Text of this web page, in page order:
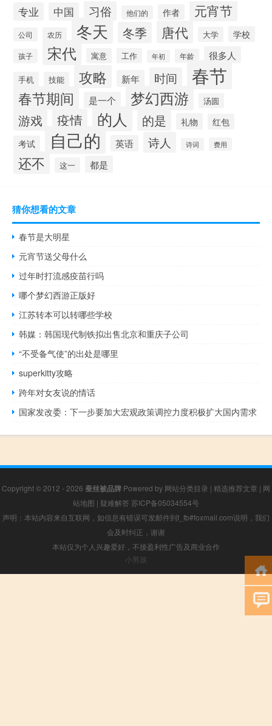
专业 中国 习俗 他们的 作者 元宵节
公司 农历 冬天 冬季 唐代 大学 学校
孩子 宋代 寓意 工作 年初 年龄 很多人
手机 技能 攻略 新年 时间 春节
春节期间 是一个 梦幻西游 汤圆
游戏 疫情 的人 的是 礼物
红包
考试
自己的 英语 诗人 诗词 费用
还不 这一 都是
猜你想看的文章
春节是大明星
元宵节送父母什么
过年时打流感疫苗行吗
哪个梦幻西游正版好
江苏转本可以转哪些学校
韩媒：韩国现代制铁拟出售北京和重庆子公司
“不受备气使”的出处是哪里
superkitty攻略
跨年对女友说的情话
国家发改委：下一步要加大宏观政策调控力度积极扩大国内需求
Copyright © 2012 - 2026 蚕丝被品牌 Powered by 网站分类目录 | 精选推荐文章 | 网
站地图 | 疑难解答 苏ICP备05034554号
声明：本站内容来自互联网，如信息有错误可发邮件到f_fb#foxmail.com说明，我们
会及时纠正，谢谢
本站仅为个人兴趣爱好，不接盈利性广告及商业合作
小男孩